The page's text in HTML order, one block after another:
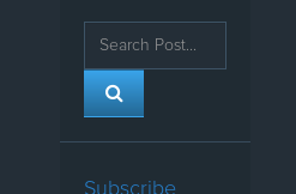
Subscribe